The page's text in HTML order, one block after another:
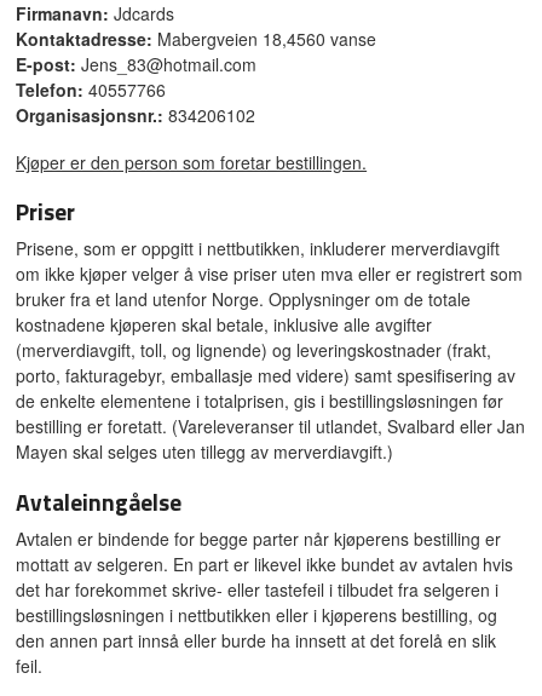
Firmanavn: Jdcards
Kontaktadresse: Mabergveien 18,4560 vanse
E-post: Jens_83@hotmail.com
Telefon: 40557766
Organisasjonsnr.: 834206102
Kjøper er den person som foretar bestillingen.
Priser
Prisene, som er oppgitt i nettbutikken, inkluderer merverdiavgift
om ikke kjøper velger å vise priser uten mva eller er registrert som
bruker fra et land utenfor Norge. Opplysninger om de totale
kostnadene kjøperen skal betale, inklusive alle avgifter
(merverdiavgift, toll, og lignende) og leveringskostnader (frakt,
porto, fakturagebyr, emballasje med videre) samt spesifisering av
de enkelte elementene i totalprisen, gis i bestillingsløsningen før
bestilling er foretatt. (Vareleveranser til utlandet, Svalbard eller Jan
Mayen skal selges uten tillegg av merverdiavgift.)
Avtaleinngåelse
Avtalen er bindende for begge parter når kjøperens bestilling er
mottatt av selgeren. En part er likevel ikke bundet av avtalen hvis
det har forekommet skrive- eller tastefeil i tilbudet fra selgeren i
bestillingsløsningen i nettbutikken eller i kjøperens bestilling, og
den annen part innså eller burde ha innsett at det forelå en slik
feil.